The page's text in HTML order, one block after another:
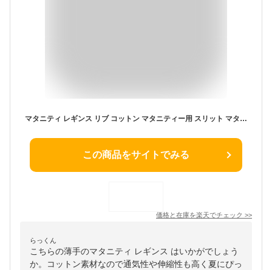
マタニティ レギンス リブ コットン マタニティー用 スリット マタニティレギンス パンツ スパッツ 大きいサイズ マタニティズボン レギンスパンツ リブレギンス 薄手 綿 妊婦 ズボン ルームウェア おしゃれ マタニティパンツ
この商品をサイトでみる
価格と在庫を楽天でチェック >>
らっくん
こちらの薄手のマタニティ レギンス はいかがでしょう
か。コットン素材なので通気性や伸縮性も高く夏にぴっ